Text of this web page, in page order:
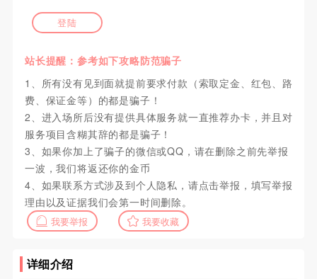
登陆
站长提醒：参考如下攻略防范骗子
1、所有没有见到面就提前要求付款（索取定金、红包、路
费、保证金等）的都是骗子！
2、进入场所后没有提供具体服务就一直推荐办卡，并且对
服务项目含糊其辞的都是骗子！
3、如果你加上了骗子的微信或QQ，请在删除之前先举报
一波，我们将返还你的金币
4、如果联系方式涉及到个人隐私，请点击举报，填写举报
理由以及证据我们会第一时间删除。
我要举报 我要收藏
详细介绍